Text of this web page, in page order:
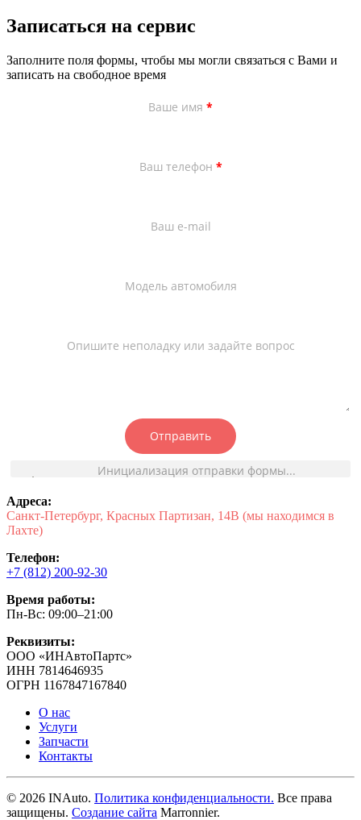
Записаться на сервис
Заполните поля формы, чтобы мы могли связаться с Вами и
записать на свободное время
Ваше имя *
Ваш телефон *
Ваш e-mail
Модель автомобиля
Опишите неполадку или задайте вопрос
Отправить
Инициализация отправки формы...
Адреса:
Санкт-Петербург, Красных Партизан, 14В (мы находимся в
Лахте)
Телефон:
+7 (812) 200-92-30
Время работы:
Пн-Вс: 09:00–21:00
Реквизиты:
ООО «ИНАвтоПартс»
ИНН 7814646935
ОГРН 1167847167840
О нас
Услуги
Запчасти
Контакты
© 2026 INAuto. Политика конфиденциальности. Все права
защищены. Создание сайта Marronnier.